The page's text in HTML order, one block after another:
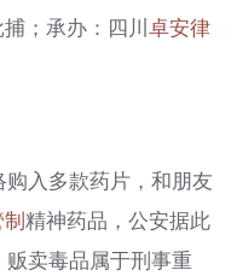
；承办：四川卓安律
入多款药片，和朋友
精神药品，公安据此
卖毒品属于刑事重